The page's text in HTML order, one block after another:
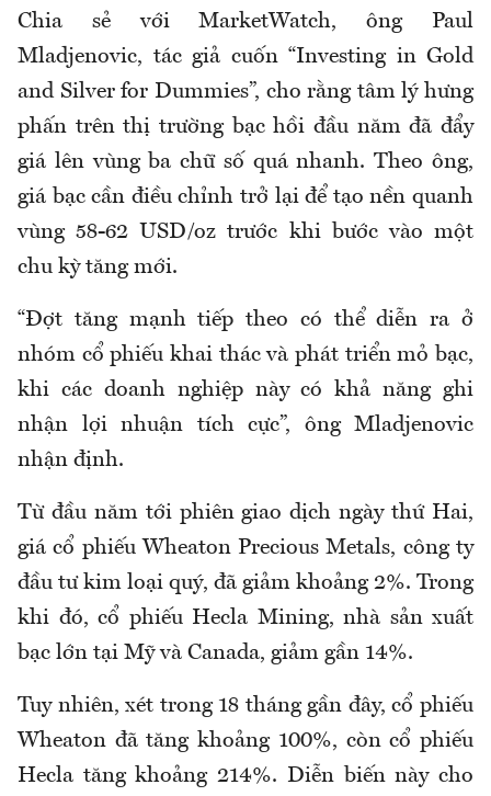
Chia sẻ với MarketWatch, ông Paul
Mladjenovic, tác giả cuốn “Investing in Gold
and Silver for Dummies”, cho rằng tâm lý hưng
phấn trên thị trường bạc hồi đầu năm đã đẩy
giá lên vùng ba chữ số quá nhanh. Theo ông,
giá bạc cần điều chỉnh trở lại để tạo nền quanh
vùng 58-62 USD/oz trước khi bước vào một
chu kỳ tăng mới.
“Đợt tăng mạnh tiếp theo có thể diễn ra ở
nhóm cổ phiếu khai thác và phát triển mỏ bạc,
khi các doanh nghiệp này có khả năng ghi
nhận lợi nhuận tích cực”, ông Mladjenovic
nhận định.
Từ đầu năm tới phiên giao dịch ngày thứ Hai,
giá cổ phiếu Wheaton Precious Metals, công ty
đầu tư kim loại quý, đã giảm khoảng 2%. Trong
khi đó, cổ phiếu Hecla Mining, nhà sản xuất
bạc lớn tại Mỹ và Canada, giảm gần 14%.
Tuy nhiên, xét trong 18 tháng gần đây, cổ phiếu
Wheaton đã tăng khoảng 100%, còn cổ phiếu
Hecla tăng khoảng 214%. Diễn biến này cho